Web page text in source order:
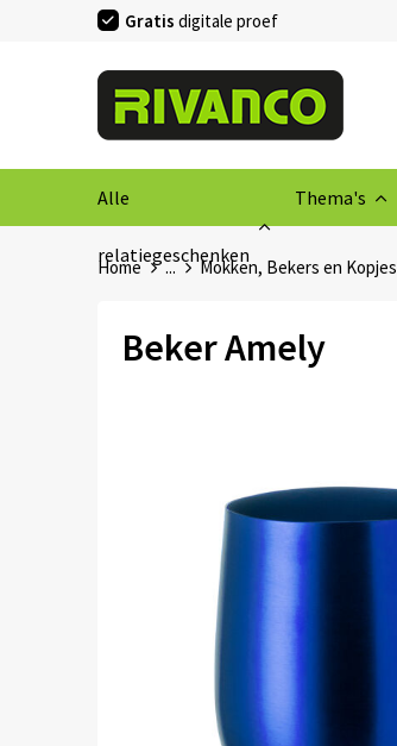
Gratis digitale proef
Alle
relatiegeschenken
Thema's
Home ... Mokken, Bekers en Kopjes
Beker Amely